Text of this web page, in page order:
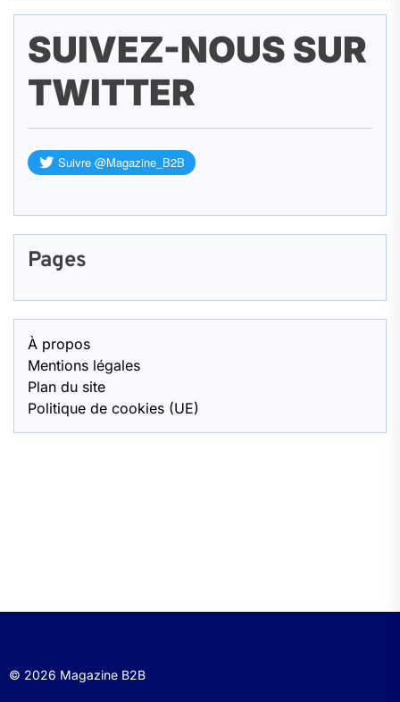
SUIVEZ-NOUS SUR
TWITTER
Pages
À propos
Mentions légales
Plan du site
Politique de cookies (UE)
© 2026 Magazine B2B